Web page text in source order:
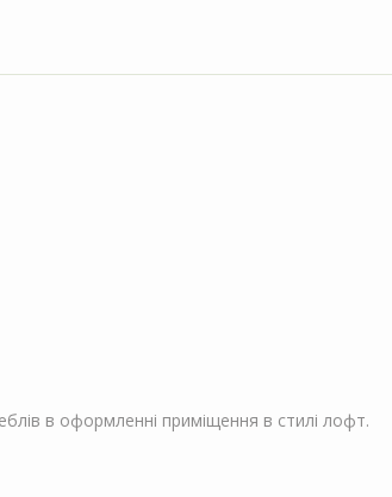
в оформленні приміщення в стилі лофт.